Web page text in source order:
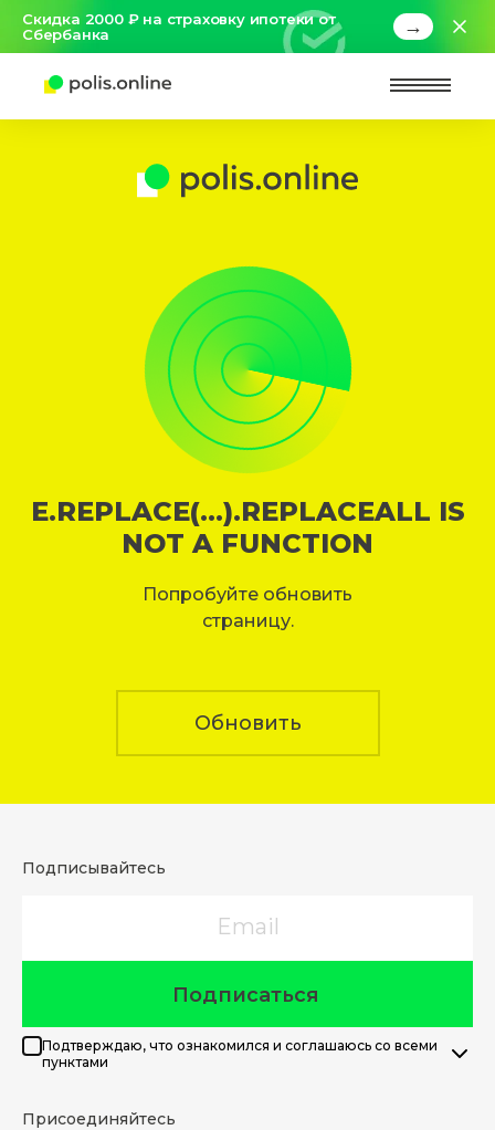
Скидка 2000 ₽ на страховку ипотеки от
Сбербанка
→
E.REPLACE(...).REPLACEALL IS
NOT A FUNCTION
Попробуйте обновить
страницу.
Обновить
Подписывайтесь
Подписаться
Подтверждаю, что ознакомился и соглашаюсь со всеми
пунктами
Присоединяйтесь